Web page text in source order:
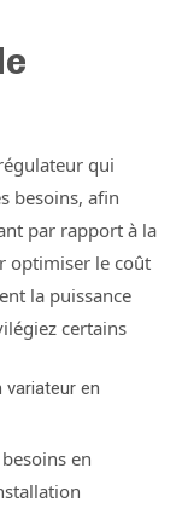
qui
besoins, afin
par rapport à la
optimiser le coût
la puissance
certains
variateur en
en